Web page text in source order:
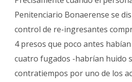
Penitenciario Bonaerense se
control de re-ingresantes
4 presos que poco antes
cuatro fugados -habrían huido
contratiempos por uno de los